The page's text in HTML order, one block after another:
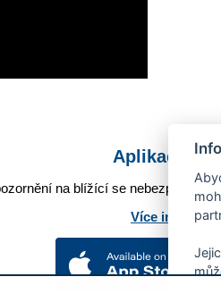
Aplikace
na blížící se nebezpečí,
Více